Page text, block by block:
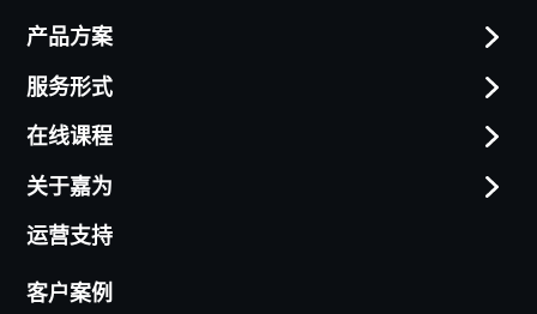
产品方案
服务形式
在线课程
关于嘉为
运营支持
客户案例